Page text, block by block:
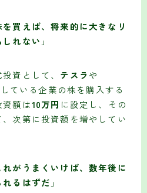
買えば、将来的に大きなリ
れない 」
資として、 テスラや
ている企業の株を購入する
額は10万円 に設定し、その
次第に投資額を増やしてい
がうまくいけば、数年後に
るはずだ 」